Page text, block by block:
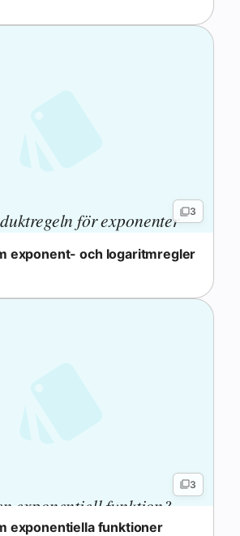
för exponenter
med samma bas.
3
exponent- och logaritmregler
exponentiell funktion?
3
exponentiella funktioner